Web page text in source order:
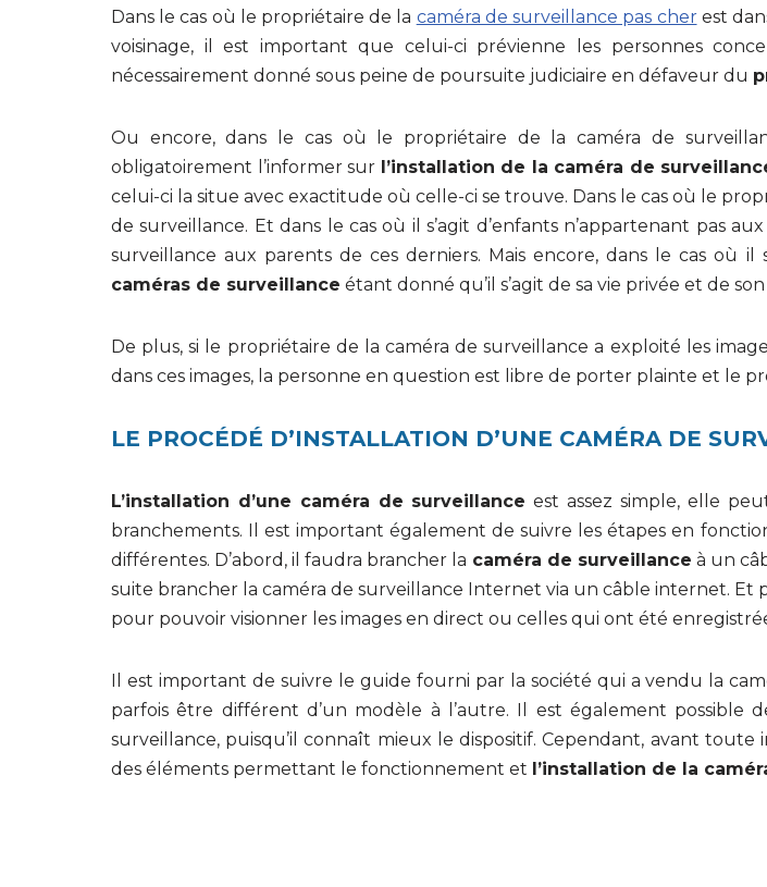
Dans le cas où le propriétaire de la caméra de surveillance pas cherest
voisinage, il est important que celui-ci prévienne les personnes
nécessairement donné sous peine de poursuite judiciaire en défaveur du
Ou encore, dans le cas où le propriétaire de la caméra de
obligatoirement l’informer sur l’installation de la caméra de
celui-ci la situe avec exactitude où celle-ci se trouve. Dans le cas où le
de surveillance. Et dans le cas où il s’agit d’enfants n’appartenant pas
surveillance aux parents de ces derniers. Mais encore, dans le cas où
caméras de surveillance étant donné qu’il s’agit de sa vie privée et de
De plus, si le propriétaire de la caméra de surveillance a exploité les
dans ces images, la personne en question est libre de porter plainte et le
LE PROCÉDÉ D’INSTALLATION D’UNE CAMÉRA DE
L’installation d’une caméra de surveillance est assez simple, elle
branchements. Il est important également de suivre les étapes en
différentes. D’abord, il faudra brancher la caméra de surveillance à un
suite brancher la caméra de surveillance Internet via un câble internet. Et
pour pouvoir visionner les images en direct ou celles qui ont été
Il est important de suivre le guide fourni par la société qui a vendu la
parfois être différent d’un modèle à l’autre. Il est également possible
surveillance, puisqu’il connaît mieux le dispositif. Cependant, avant
des éléments permettant le fonctionnement et l’installation de la